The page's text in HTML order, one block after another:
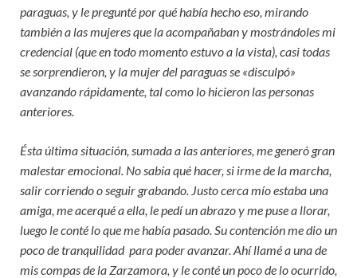
paraguas, y le pregunté por qué había hecho eso, mirando
también a las mujeres que la acompañaban y mostrándoles mi
credencial (que en todo momento estuvo a la vista), casi todas
se sorprendieron, y la mujer del paraguas se «disculpó»
avanzando rápidamente, tal como lo hicieron las personas
anteriores.
Ésta última situación, sumada a las anteriores, me generó gran
malestar emocional. No sabía qué hacer, si irme de la marcha,
salir corriendo o seguir grabando. Justo cerca mío estaba una
amiga, me acerqué a ella, le pedí un abrazo y me puse a llorar,
luego le conté lo que me había pasado. Su contención me dio un
poco de tranquilidad para poder avanzar. Ahí llamé a una de
mis compas de la Zarzamora, y le conté un poco de lo ocurrido,